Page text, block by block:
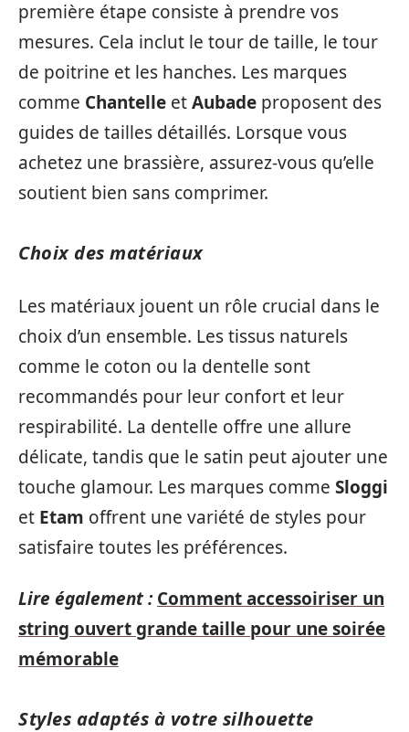
première étape consiste à prendre vos
mesures. Cela inclut le tour de taille, le tour
de poitrine et les hanches. Les marques
comme Chantelle etAubade proposent des
guides de tailles détaillés. Lorsque vous
achetez une brassière, assurez-vous qu’elle
soutient bien sans comprimer.
Choix des matériaux
Les matériaux jouent un rôle crucial dans le
choix d’un ensemble. Les tissus naturels
comme le coton ou la dentelle sont
recommandés pour leur confort et leur
respirabilité. La dentelle offre une allure
délicate, tandis que le satin peut ajouter une
touche glamour. Les marques comme Sloggi
et Etam offrent une variété de styles pour
satisfaire toutes les préférences.
Lire également : Comment accessoiriser un
string ouvert grande taille pour une soirée
mémorable
Styles adaptés à votre silhouette